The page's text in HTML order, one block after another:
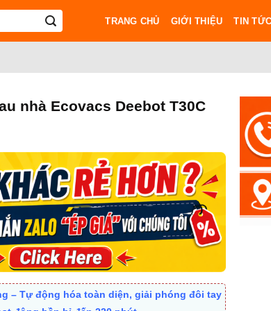
TRANG CHỦ GIỚI THIỆU TIN TỨC
nhà Ecovacs Deebot T30C
– Tự động hóa toàn diện, giải phóng đôi tay